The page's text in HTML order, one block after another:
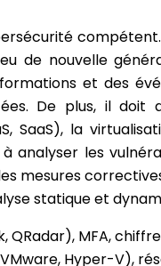
de nouvelle
et des
De plus, il doit
la
analyser les
mesures
statique et
MFA,
Hyper-V),